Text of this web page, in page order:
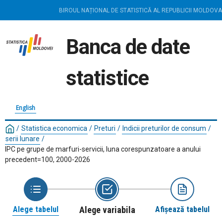
BIROUL NAȚIONAL DE STATISTICĂ AL REPUBLICII MOLDOVA
Banca de date
statistice
English
/ Statistica economica / Preturi / Indicii preturilor de consum /
serii lunare /
IPC pe grupe de marfuri-servicii, luna corespunzatoare a anului
precedent=100, 2000-2026
Alege tabelul Alege variabila Afișează tabelul